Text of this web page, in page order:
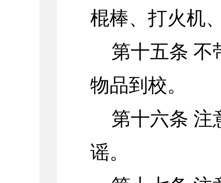
棍棒、打火机
第十五条 不
物品到校。
第十六条 注
谣。